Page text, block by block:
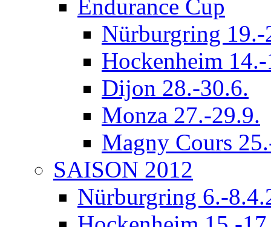
Endurance Cup
Nürburgring 19.-
Hockenheim
Dijon 28.-30.6.
Monza 27.-29.9.
Magny Cours
SAISON 2012
Nürburgring 6.-